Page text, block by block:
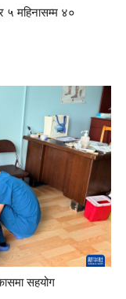
५ महिनासम्म ४०
सहयोग